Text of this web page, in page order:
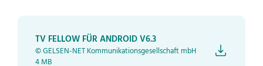
TV FELLOW FÜR ANDROID V6.3
© GELSEN-NET Kommunikationsgesellschaft mbH
4 MB